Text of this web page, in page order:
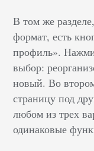
В том же
формат, есть
профиль».
выбор:
новый. Во
страницу под
любом из трех
одинаковые